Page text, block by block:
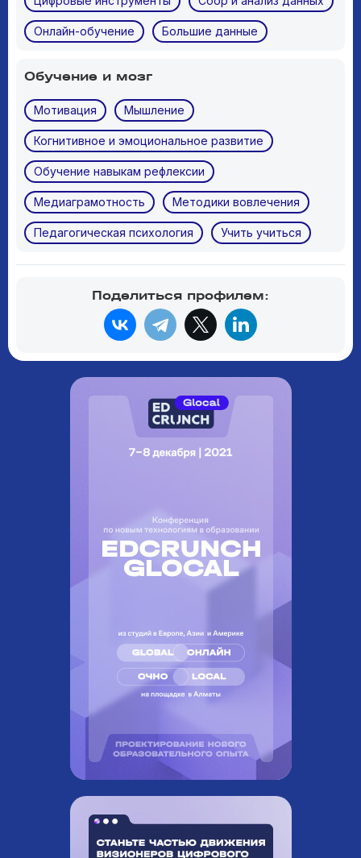
Онлайн-обучение Большие данные
Обучение и мозг
Мотивация Мышление
Когнитивное и эмоциональное развитие
Обучение навыкам рефлексии
Медиаграмотность Методики вовлечения
Педагогическая психология Учить учиться
Поделиться профилем: